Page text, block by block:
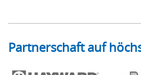
Partnerschaft auf